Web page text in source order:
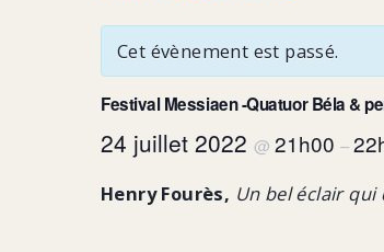
Cet évènement est passé.
Festival Messiaen -Quatuor Béla &
24 juillet 2022 @ 21h00 –
Henry Fourès, Un bel éclair